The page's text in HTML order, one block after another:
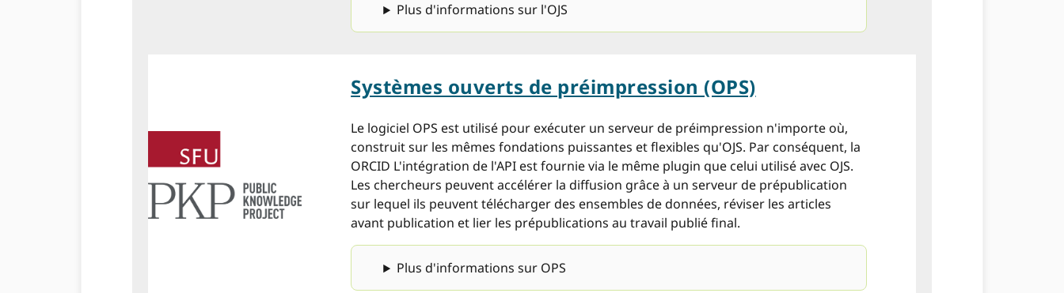
Plus d'informations sur l'OJS
Systèmes ouverts de préimpression (OPS)
Le logiciel OPS est utilisé pour exécuter un serveur de préimpression n'importe où,
construit sur les mêmes fondations puissantes et flexibles qu'OJS. Par conséquent, la
ORCID L'intégration de l'API est fournie via le même plugin que celui utilisé avec OJS.
Les chercheurs peuvent accélérer la diffusion grâce à un serveur de prépublication
sur lequel ils peuvent télécharger des ensembles de données, réviser les articles
avant publication et lier les prépublications au travail publié final.
Plus d'informations sur OPS